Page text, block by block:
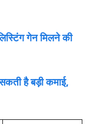
गेन मिलने की
है बड़ी कमाई,